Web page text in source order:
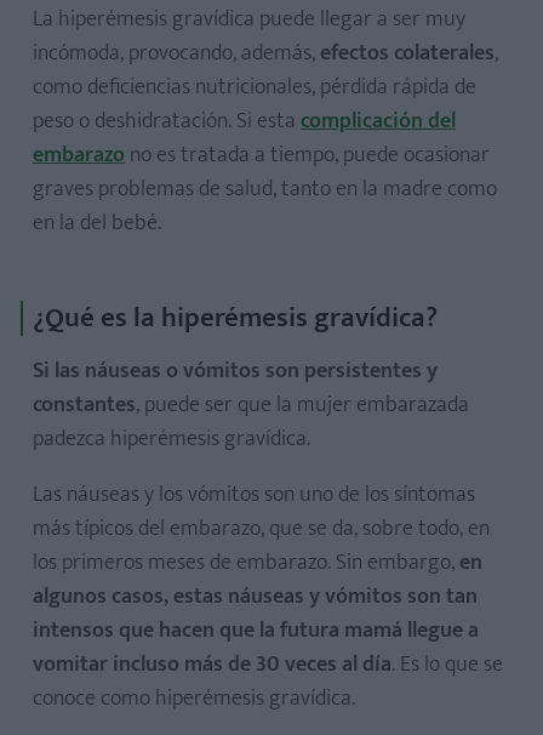
La hiperémesis gravídica puede llegar a ser muy
incómoda, provocando, además,efectos colaterales,
como deficiencias nutricionales, pérdida rápida de
peso o deshidratación. Si esta complicación del
embarazono es tratada a tiempo, puede ocasionar
graves problemas de salud, tanto en la madre como
en la del bebé.
¿Qué es la hiperémesis gravídica?
Si las náuseas o vómitos son persistentes y
constantes, puede ser que la mujer embarazada
padezca hiperémesis gravídica.
Las náuseas y los vómitos son uno de los síntomas
más típicos del embarazo, que se da, sobre todo, en
los primeros meses de embarazo. Sin embargo,en
algunos casos, estas náuseas y vómitos son tan
intensos que hacen que la futura mamá llegue a
vomitar incluso más de 30 veces al día. Es lo que se
conoce como hiperémesis gravídica.